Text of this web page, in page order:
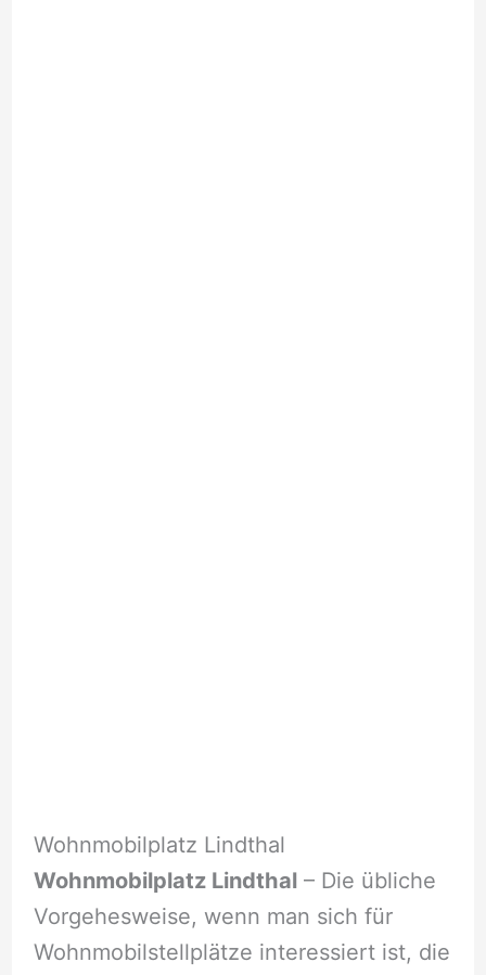
Wohnmobilplatz Lindthal
Wohnmobilplatz Lindthal– Die übliche
Vorgehesweise, wenn man sich für
Wohnmobilstellplätze interessiert ist, die